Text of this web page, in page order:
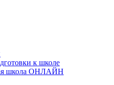
к школе
школа ОНЛАЙН